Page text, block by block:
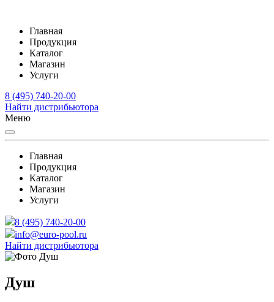
Главная
Продукция
Каталог
Магазин
Услуги
8 (495) 740-20-00
Найти дистрибьютора
Меню
Главная
Продукция
Каталог
Магазин
Услуги
8 (495) 740-20-00
info@euro-pool.ru
Найти дистрибьютора
Душ